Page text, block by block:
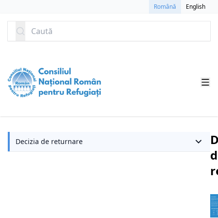
Română English
Caută
Decizia de returnare